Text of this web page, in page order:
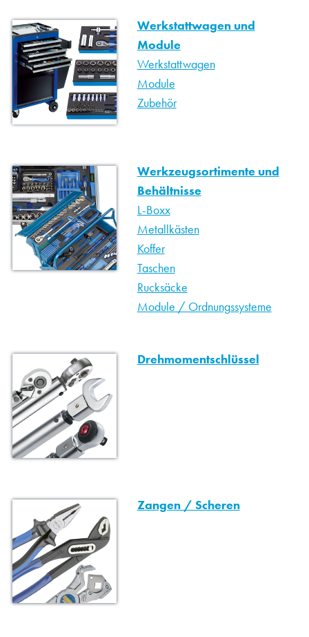
Werkstattwagen und
Module
Werkstattwagen
Module
Zubehör
Werkzeugsortimente und
Behältnisse
L-Boxx
Metallkästen
Koffer
Taschen
Rucksäcke
Module / Ordnungssysteme
Drehmomentschlüssel
Zangen / Scheren